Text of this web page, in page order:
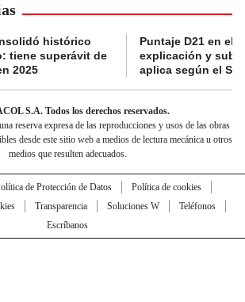
histórico
tiene superávit de
2025
Puntaje D21 en el
explicación y
aplica según el
S.A. Todos los derechos reservados.
reserva expresa de las reproducciones y usos de las obras
desde este sitio web a medios de lectura mecánica u otros
medios que resulten adecuados.
de Protección de Datos
Política de cookies
Transparencia Soluciones W
Teléfonos
Escríbanos